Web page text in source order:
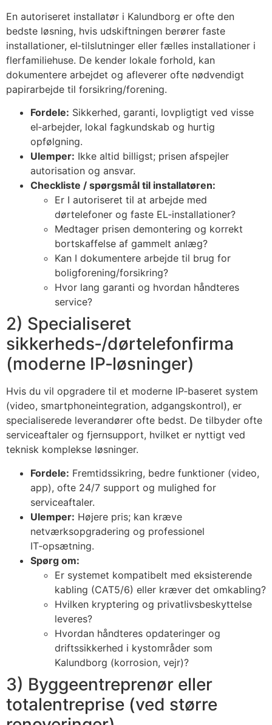
En autoriseret installatør i Kalundborg er ofte den
bedste løsning, hvis udskiftningen berører faste
installationer, el‑tilslutninger eller fælles installationer i
flerfamiliehuse. De kender lokale forhold, kan
dokumentere arbejdet og afleverer ofte nødvendigt
papirarbejde til forsikring/forening.
Fordele: Sikkerhed, garanti, lovpligtigt ved visse
el‑arbejder, lokal fagkundskab og hurtig
opfølgning.
Ulemper: Ikke altid billigst; prisen afspejler
autorisation og ansvar.
Checkliste / spørgsmål til installatøren:
Er I autoriseret til at arbejde med
dørtelefoner og faste EL‑installationer?
Medtager prisen demontering og korrekt
bortskaffelse af gammelt anlæg?
Kan I dokumentere arbejde til brug for
boligforening/forsikring?
Hvor lang garanti og hvordan håndteres
service?
2) Specialiseret
sikkerheds‑/dørtelefonfirma
(moderne IP‑løsninger)
Hvis du vil opgradere til et moderne IP‑baseret system
(video, smartphoneintegration, adgangskontrol), er
specialiserede leverandører ofte bedst. De tilbyder ofte
serviceaftaler og fjernsupport, hvilket er nyttigt ved
teknisk komplekse løsninger.
Fordele: Fremtidssikring, bedre funktioner (video,
app), ofte 24/7 support og mulighed for
serviceaftaler.
Ulemper: Højere pris; kan kræve
netværksopgradering og professionel
IT‑opsætning.
Spørg om:
Er systemet kompatibelt med eksisterende
kabling (CAT5/6) eller kræver det omkabling?
Hvilken kryptering og privatlivsbeskyttelse
leveres?
Hvordan håndteres opdateringer og
driftssikkerhed i kystområder som
Kalundborg (korrosion, vejr)?
3) Byggeentreprenør eller
totalentreprise (ved større